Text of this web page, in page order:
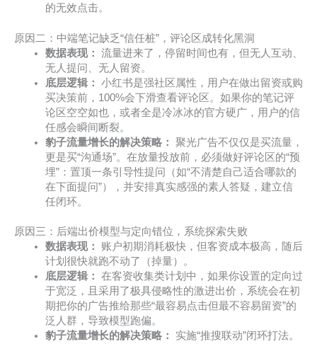
的无效点击。
原因二：中端笔记缺乏“信任桩”，评论区成转化黑洞
数据表现：
流量进来了，停留时间也有，但无人互动、
无人提问、无人留资。
底层逻辑：
小红书是强社区属性，用户在做出留资或购
买决策前，100%会下滑查看评论区。如果你的笔记评
论区空空如也，或者全是冷冰冰的官方硬广，用户的信
任感会瞬间断裂。
豹子流量增长的解决策略：
聚光广告不仅仅是买流量，
更是买“沟通场”。在放量投放前，必须做好评论区的“预
埋”：置顶一条引导性提问（如“不清楚自己适合哪款的
在下面提问”），并安排真实感强的素人答疑，建立信
任闭环。
原因三：后端出价模型与定向错位，系统探索失败
数据表现：
账户初期消耗极快，但客资成本极高，随后
计划很快就跑不动了（掉量）。
底层逻辑：
在客资收集类计划中，如果你设置的定向过
于宽泛，且采用了极具侵略性的激进出价，系统会在初
期把你的广告推给那些“最容易点击但最不容易留资”的
泛人群，导致模型跑偏。
豹子流量增长的解决策略：
实施“推搜联动”闭环打法。